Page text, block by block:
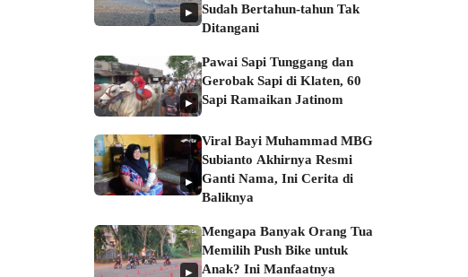
▶
Sudah Bertahun-tahun Tak
Ditangani
▶
Pawai Sapi Tunggang dan
Gerobak Sapi di Klaten, 60
Sapi Ramaikan Jatinom
▶
Viral Bayi Muhammad MBG
Subianto Akhirnya Resmi
Ganti Nama, Ini Cerita di
Baliknya
▶
Mengapa Banyak Orang Tua
Memilih Push Bike untuk
Anak? Ini Manfaatnya